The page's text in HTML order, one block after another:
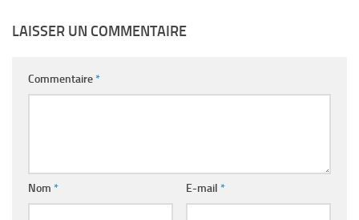
LAISSER UN COMMENTAIRE
Commentaire*
Nom * E-mail *